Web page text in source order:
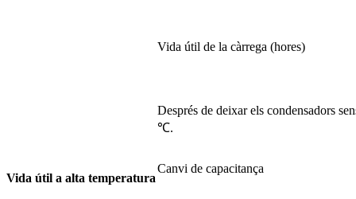
Vida útil de la càrrega (hores)
Vida útil a alta temperatura
Després de deixar els condensadors
℃.
Canvi de capacitança